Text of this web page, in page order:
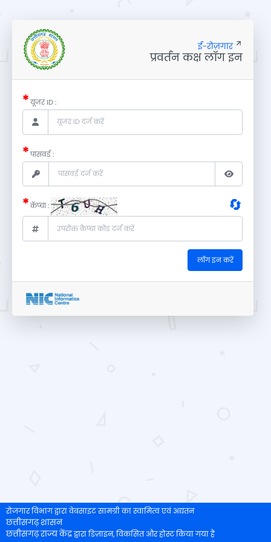
ई-रोज़गार
प्रवर्तन कक्ष लॉग इन
*यूजर ID :
*पासवर्ड :
*कॅप्चा : 🔄
रोजगार विभाग द्वारा वेबसाइट सामग्री का स्वामित्व एवं अद्यतन
छत्तीसगढ़ शासन
छत्तीसगढ़ राज्य केंद्रद्वारा डिज़ाइन, विकसित और होस्ट किया गया है